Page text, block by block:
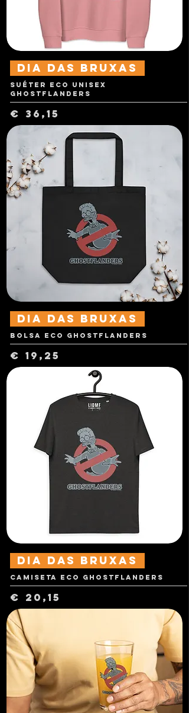
dia das Bruxas
Suéter Eco Unisex
Ghostflanders
Preço
€ 36,15
dia das Bruxas
Bolsa Eco Ghostflanders
Preço
€ 19,25
dia das Bruxas
Camiseta Eco Ghostflanders
Preço
€ 20,15